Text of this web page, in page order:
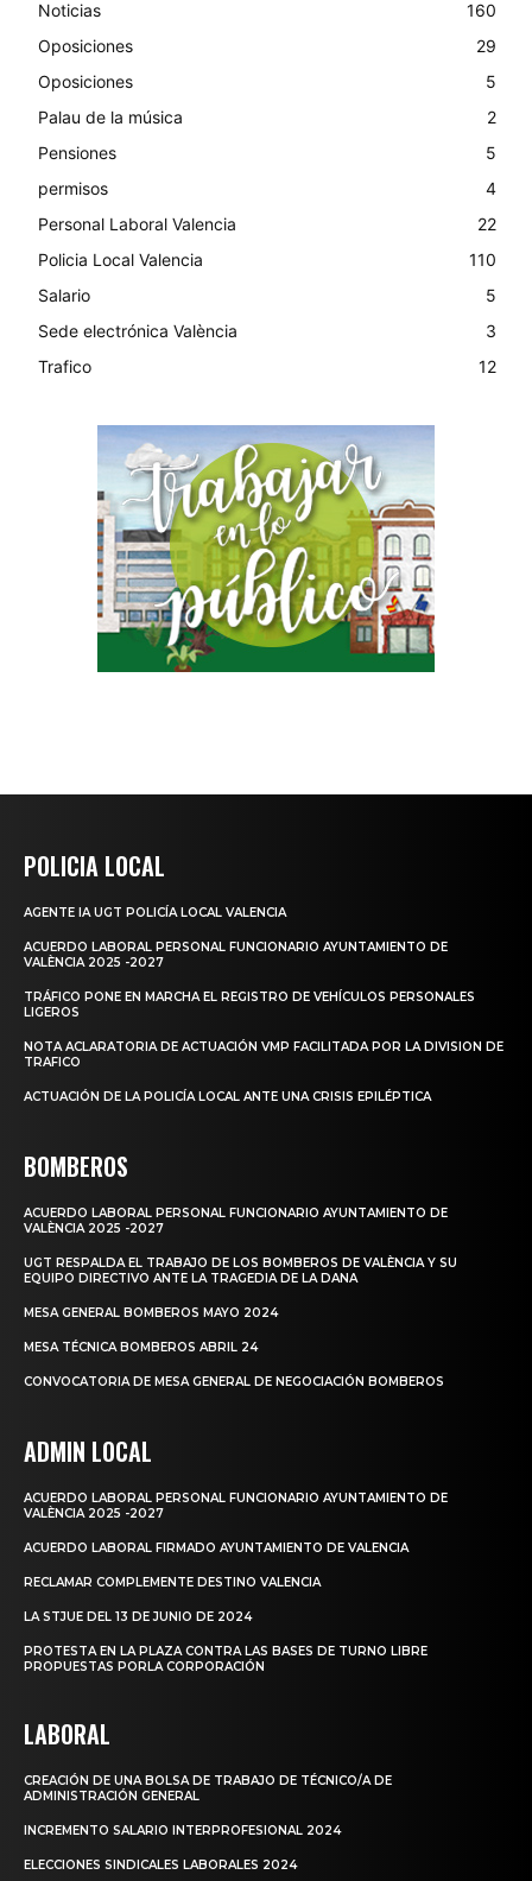
Noticias
160
Oposiciones
29
Oposiciones
5
Palau de la música
2
Pensiones
5
permisos
4
Personal Laboral Valencia
22
Policia Local Valencia
110
Salario
5
Sede electrónica València
3
Trafico
12
POLICIA LOCAL
AGENTE IA UGT POLICÍA LOCAL VALENCIA
ACUERDO LABORAL PERSONAL FUNCIONARIO AYUNTAMIENTO DE
VALÈNCIA 2025 -2027
TRÁFICO PONE EN MARCHA EL REGISTRO DE VEHÍCULOS PERSONALES
LIGEROS
NOTA ACLARATORIA DE ACTUACIÓN VMP FACILITADA POR LA DIVISION DE
TRAFICO
ACTUACIÓN DE LA POLICÍA LOCAL ANTE UNA CRISIS EPILÉPTICA
BOMBEROS
ACUERDO LABORAL PERSONAL FUNCIONARIO AYUNTAMIENTO DE
VALÈNCIA 2025 -2027
UGT RESPALDA EL TRABAJO DE LOS BOMBEROS DE VALÈNCIA Y SU
EQUIPO DIRECTIVO ANTE LA TRAGEDIA DE LA DANA
MESA GENERAL BOMBEROS MAYO 2024
MESA TÉCNICA BOMBEROS ABRIL 24
CONVOCATORIA DE MESA GENERAL DE NEGOCIACIÓN BOMBEROS
ADMIN LOCAL
ACUERDO LABORAL PERSONAL FUNCIONARIO AYUNTAMIENTO DE
VALÈNCIA 2025 -2027
ACUERDO LABORAL FIRMADO AYUNTAMIENTO DE VALENCIA
RECLAMAR COMPLEMENTE DESTINO VALENCIA
LA STJUE DEL 13 DE JUNIO DE 2024
PROTESTA EN LA PLAZA CONTRA LAS BASES DE TURNO LIBRE
PROPUESTAS PORLA CORPORACIÓN
LABORAL
CREACIÓN DE UNA BOLSA DE TRABAJO DE TÉCNICO/A DE
ADMINISTRACIÓN GENERAL
INCREMENTO SALARIO INTERPROFESIONAL 2024
ELECCIONES SINDICALES LABORALES 2024